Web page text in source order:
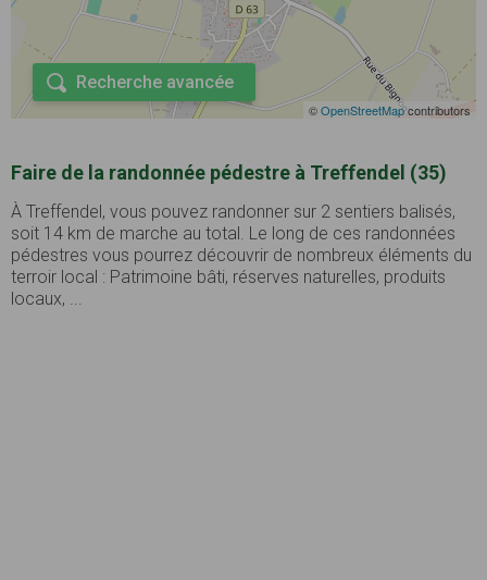
©OpenStreetMapcontributors
Recherche avancée
Faire de la randonnée pédestre à Treffendel (35)
À Treffendel, vous pouvez randonner sur 2 sentiers balisés,
soit 14 km de marche au total. Le long de ces randonnées
pédestres vous pourrez découvrir de nombreux éléments du
terroir local : Patrimoine bâti, réserves naturelles, produits
locaux, ...